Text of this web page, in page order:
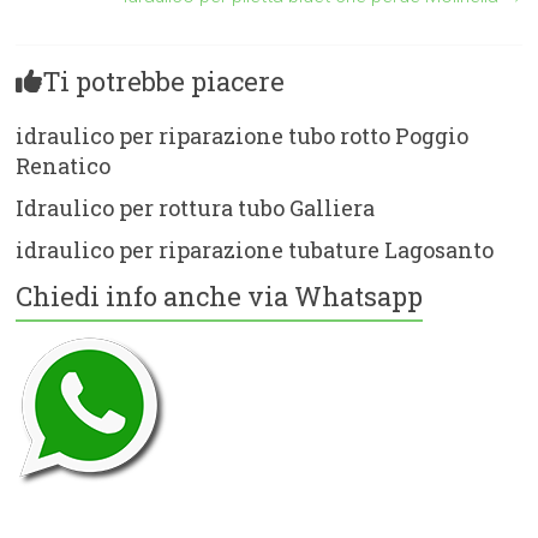
Ti potrebbe piacere
idraulico per riparazione tubo rotto Poggio
Renatico
Idraulico per rottura tubo Galliera
idraulico per riparazione tubature Lagosanto
Chiedi info anche via Whatsapp